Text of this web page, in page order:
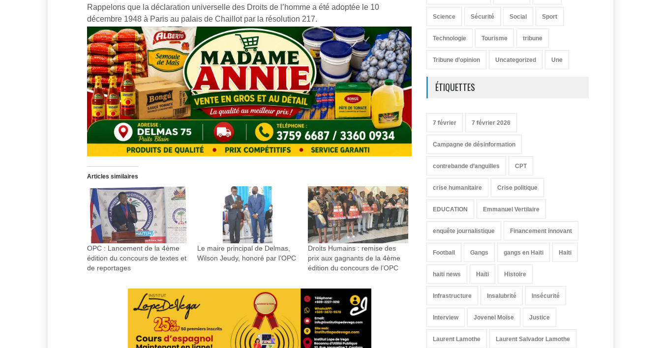
Rappelons que la déclaration universelle des Droits de l’homme a été adoptée le 10
décembre 1948 à Paris au palais de Chaillot par la résolution 217.
Articles similaires
OPC : Lancement de la 4ème
édition du concours de textes et
de reportages
Le maire principal de Delmas,
Wilson Jeudy, honoré par l’OPC
Droits Humains : remise des
prix aux gagnants de la 4ème
édition du concours de l’OPC
Science Sécurité Social Sport
Technologie Tourisme tribune
Tribune d’opinion Uncategorized Une
ÉTIQUETTES
7 février 7 février 2026
Campagne de désinformation
contrebande d’anguilles CPT
crise humanitaire Crise politique
EDUCATION Emmanuel Vertilaire
enquête journalistique Financement innovant
Football Gangs gangs en Haïti Haiti
haiti news Haïti Histoire
Infrastructure Insalubrité Insécurité
Interview Jovenel Moïse Justice
Laurent Lamothe Laurent Salvador Lamothe